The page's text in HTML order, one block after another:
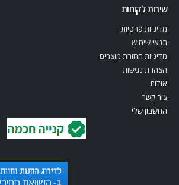
שירות לקוחות
מדיניות פרטיות
תנאי שימוש
מדיניות החזרת מוצרים
הצהרת נגישות
אודות
צור קשר
החשבון שלי